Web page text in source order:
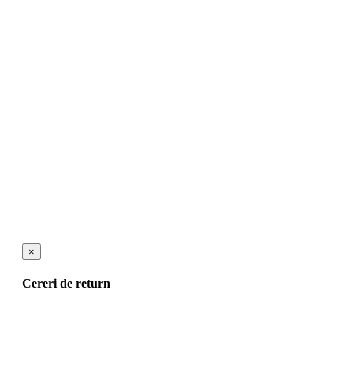
×
Cereri de return